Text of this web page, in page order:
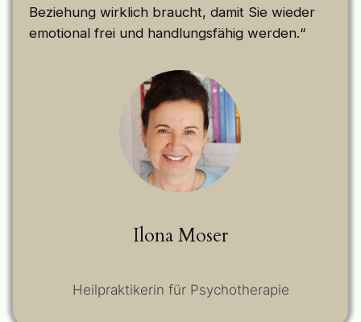
Beziehung wirklich braucht, damit Sie wieder
emotional frei und handlungsfähig werden.“
Ilona Moser
Heilpraktikerin für Psychotherapie